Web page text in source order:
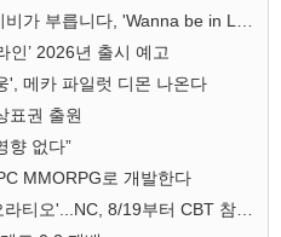
인’ 2026년 출시 예고
', 메카 파일럿 디몬 나온다
표권 출원
향 없다”
MMORPG로 개발한다